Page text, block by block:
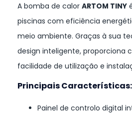
A bomba de calor ARTOM TINY
piscinas com eficiência
meio ambiente. Graças à sua
design inteligente, proporciona
facilidade de utilização e
Principais Características:
Painel de controlo digital